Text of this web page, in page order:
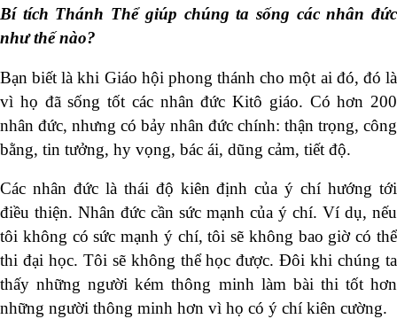
Bí tích Thánh Thể giúp chúng ta sống các nhân đức
như thế nào?
Bạn biết là khi Giáo hội phong thánh cho một ai đó, đó là
vì họ đã sống tốt các nhân đức Kitô giáo. Có hơn 200
nhân đức, nhưng có bảy nhân đức chính: thận trọng, công
bằng, tin tưởng, hy vọng, bác ái, dũng cảm, tiết độ.
Các nhân đức là thái độ kiên định của ý chí hướng tới
điều thiện. Nhân đức cần sức mạnh của ý chí. Ví dụ, nếu
tôi không có sức mạnh ý chí, tôi sẽ không bao giờ có thể
thi đại học. Tôi sẽ không thể học được. Đôi khi chúng ta
thấy những người kém thông minh làm bài thi tốt hơn
những người thông minh hơn vì họ có ý chí kiên cường.